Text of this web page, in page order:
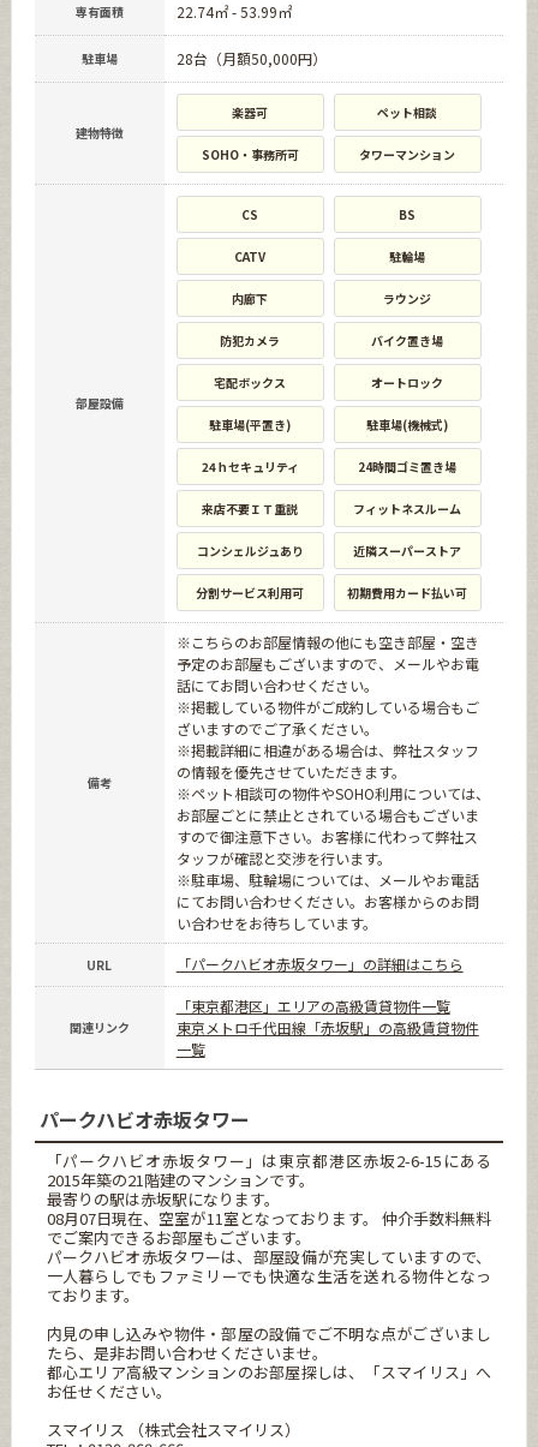
専有面積 22.74㎡ - 53.99㎡
駐車場 28台（月額50,000円）
建物特徴
楽器可 ペット相談
SOHO・事務所可 タワーマンション
部屋設備
CS BS
CATV 駐輪場
内廊下 ラウンジ
防犯カメラ バイク置き場
宅配ボックス オートロック
駐車場(平置き) 駐車場(機械式)
24ｈセキュリティ 24時間ゴミ置き場
来店不要ＩＴ重説 フィットネスルーム
コンシェルジュあり 近隣スーパーストア
分割サービス利用可 初期費用カード払い可
備考
※こちらのお部屋情報の他にも空き部屋・空き
予定のお部屋もございますので、メールやお電
話にてお問い合わせください。
※掲載している物件がご成約している場合もご
ざいますのでご了承ください。
※掲載詳細に相違がある場合は、弊社スタッフ
の情報を優先させていただきます。
※ペット相談可の物件やSOHO利用については、
お部屋ごとに禁止とされている場合もございま
すので御注意下さい。お客様に代わって弊社ス
タッフが確認と交渉を行います。
※駐車場、駐輪場については、メールやお電話
にてお問い合わせください。お客様からのお問
い合わせをお待ちしています。
URL 「パークハビオ赤坂タワー」の詳細はこちら
関連リンク
「東京都港区」エリアの高級賃貸物件一覧
東京メトロ千代田線「赤坂駅」の高級賃貸物件
一覧
パークハビオ赤坂タワー
「パークハビオ赤坂タワー」は東京都港区赤坂2-6-15にある
2015年築の21階建のマンションです。
最寄りの駅は赤坂駅になります。
08月07日現在、空室が11室となっております。 仲介手数料無料
でご案内できるお部屋もございます。
パークハビオ赤坂タワーは、部屋設備が充実していますので、
一人暮らしでもファミリーでも快適な生活を送れる物件となっ
ております。
内見の申し込みや物件・部屋の設備でご不明な点がございまし
たら、是非お問い合わせくださいませ。
都心エリア高級マンションのお部屋探しは、「スマイリス」へ
お任せください。
スマイリス （株式会社スマイリス）